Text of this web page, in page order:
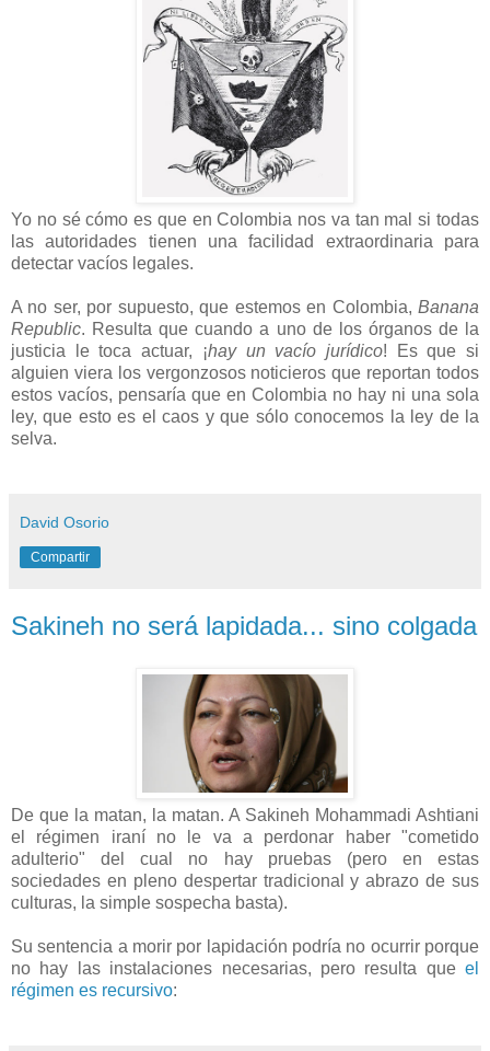
Yo no sé cómo es que en Colombia nos va tan mal si todas
las autoridades tienen una facilidad extraordinaria para
detectar vacíos legales.
A no ser, por supuesto, que estemos en Colombia, Banana
Republic. Resulta que cuando a uno de los órganos de la
justicia le toca actuar, ¡hay un vacío jurídico! Es que si
alguien viera los vergonzosos noticieros que reportan todos
estos vacíos, pensaría que en Colombia no hay ni una sola
ley, que esto es el caos y que sólo conocemos la ley de la
selva.
David Osorio
Compartir
Sakineh no será lapidada... sino colgada
De que la matan, la matan. A Sakineh Mohammadi Ashtiani
el régimen iraní no le va a perdonar haber "cometido
adulterio" del cual no hay pruebas (pero en estas
sociedades en pleno despertar tradicional y abrazo de sus
culturas, la simple sospecha basta).
Su sentencia a morir por lapidación podría no ocurrir porque
no hay las instalaciones necesarias, pero resulta que el
régimen es recursivo: